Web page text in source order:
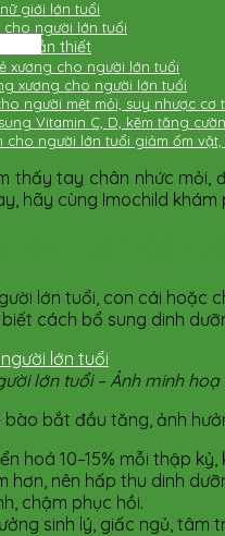
giới lớn tuổi
người lớn tuổi
cần thiết
xương cho người lớn tuổi
xương cho người lớn tuổi
người mệt mỏi, suy nhược cơ
Vitamin C, D, kẽm tăng
cho người lớn tuổi giảm ốm vặt,
thấy tay chân nhức
hãy cùng Imochild khám
lớn tuổi, con cái hoặc
cách bổ sung dinh
lớn tuổi – Ảnh minh hoạ
bắt đầu tăng, ảnh
hoá 10–15% mỗi thập
nên hấp thu dinh
chậm phục hồi.
sinh lý, giấc ngủ, tâm